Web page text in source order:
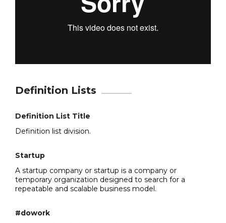
Definition Lists
Definition List Title
Definition list division.
Startup
A startup company or startup is a company or
temporary organization designed to search for a
repeatable and scalable business model.
#dowork